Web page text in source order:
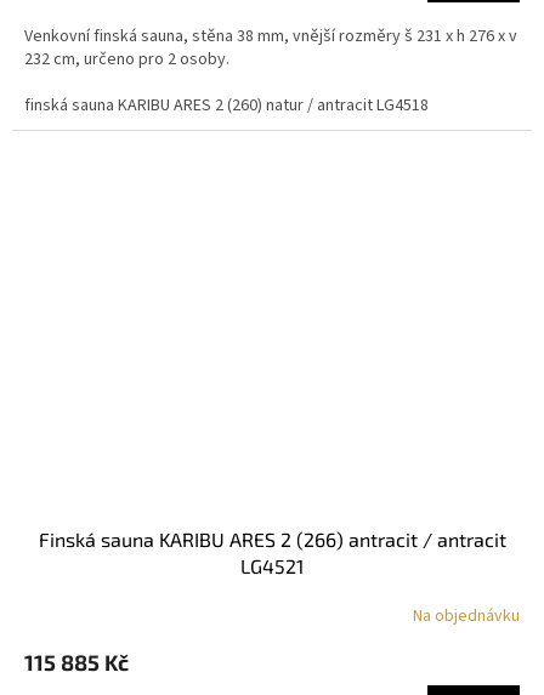
Venkovní finská sauna, stěna 38 mm, vnější rozměry š 231 x h 276 x v
232 cm, určeno pro 2 osoby.
finská sauna KARIBU ARES 2 (260) natur / antracit LG4518
finská sauna KARIBU ARES 2 (266) antracit / antracit
LG4521
Na objednávku
115 885 Kč